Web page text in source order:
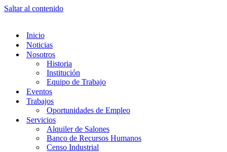
Saltar al contenido
Inicio
Noticias
Nosotros
Historia
Institución
Equipo de Trabajo
Eventos
Trabajos
Oportunidades de Empleo
Servicios
Alquiler de Salones
Banco de Recursos Humanos
Censo Industrial